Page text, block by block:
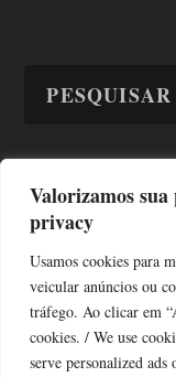
Valorizamos
privacy
Usamos cookies para
veicular anúncios ou
tráfego. Ao clicar em
cookies. / We use
serve personalized
TODAS OS